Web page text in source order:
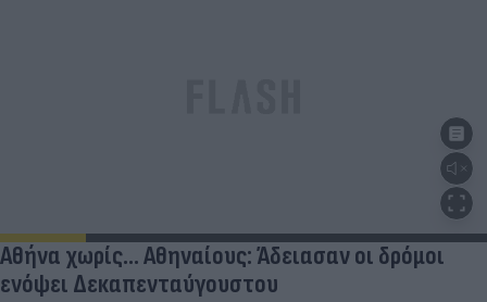
Αθήνα χωρίς… Αθηναίους: Άδειασαν οι δρόμοι
ενόψει Δεκαπενταύγουστου